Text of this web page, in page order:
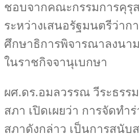
ชอบจากคณะกรรมการคุรุ
ระหว่างเสนอรัฐมนตรีว่าก
ศึกษาธิการพิจารณาลงนา
ในราชกิจจานุเบกษา
ผศ.ดร.อมลวรรณ วีระธรร
สภา เปิดเผยว่า การจัดทำ
สภาดังกล่าว เป็นการสนับ